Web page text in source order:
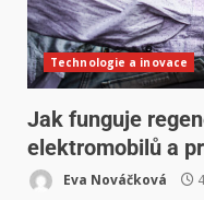
Technologie a inovace
Jak funguje
elektromobilů a
Eva Nováčková